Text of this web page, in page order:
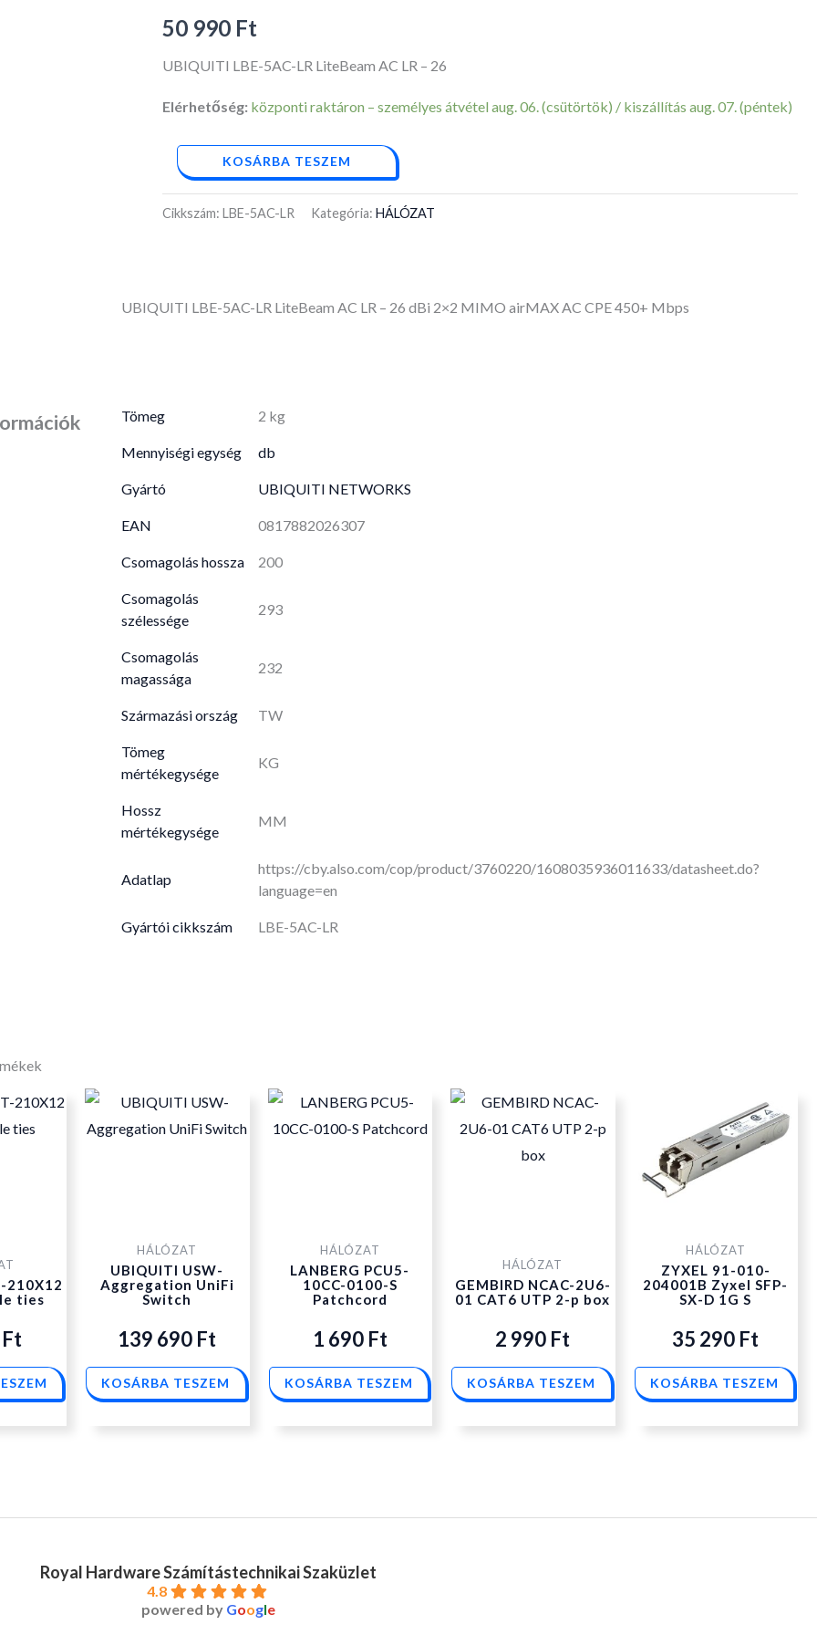
50 990 Ft
UBIQUITI LBE-5AC-LR LiteBeam AC LR – 26
Elérhetőség: központi raktáron – személyes átvétel aug. 06. (csütörtök) / kiszállítás aug. 07. (péntek)
AC
LR
26
mennyiség
KOSÁRBA TESZEM
Cikkszám: LBE-5AC-LR Kategória: HÁLÓZAT
UBIQUITI LBE-5AC-LR LiteBeam AC LR – 26 dBi 2×2 MIMO airMAX AC CPE 450+ Mbps
Tömeg 2 kg
Mennyiségi egység db
Gyártó UBIQUITI NETWORKS
EAN 0817882026307
Csomagolás hossza 200
Csomagolás
szélessége
293
Csomagolás
magassága
232
Származási ország TW
Tömeg
mértékegysége
KG
Hossz
mértékegysége
MM
Adatlap
https://cby.also.com/cop/product/3760220/1608035936011633/datasheet.do?
language=en
Gyártói cikkszám LBE-5AC-LR
210X12
ties
Ft
HÁLÓZAT
UBIQUITI USW-
Aggregation UniFi
Switch
139 690 Ft
KOSÁRBA TESZEM
HÁLÓZAT
LANBERG PCU5-
10CC-0100-S
Patchcord
1 690 Ft
KOSÁRBA TESZEM
HÁLÓZAT
GEMBIRD NCAC-2U6-
01 CAT6 UTP 2-p box
2 990 Ft
KOSÁRBA TESZEM
HÁLÓZAT
ZYXEL 91-010-
204001B Zyxel SFP-
SX-D 1G S
35 290 Ft
KOSÁRBA TESZEM
Royal Hardware Számítástechnikai Szaküzlet
4.8
powered by Google